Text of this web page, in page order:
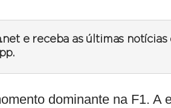
e receba as últimas
dominante na F1. A